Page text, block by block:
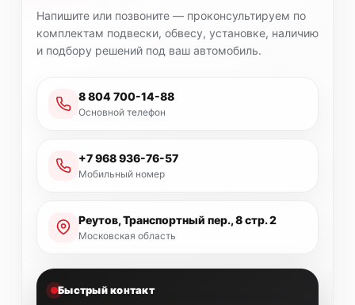
Напишите или позвоните — проконсультируем по
комплектам подвески, обвесу, установке, наличию
и подбору решений под ваш автомобиль.
8 804 700-14-88
Основной телефон
+7 968 936-76-57
Мобильный номер
Реутов, Транспортный пер., 8 стр. 2
Московская область
Быстрый контакт